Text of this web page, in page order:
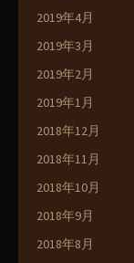
2019年4月
2019年3月
2019年2月
2019年1月
2018年12月
2018年11月
2018年10月
2018年9月
2018年8月